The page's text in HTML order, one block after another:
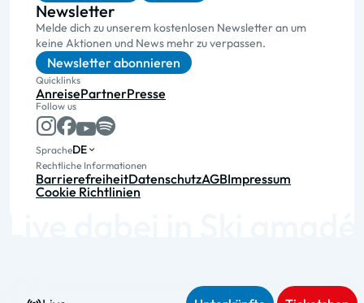
Newsletter
Melde dich zu unserem kostenlosen Newsletter an um
keine Aktionen und News mehr zu verpassen.
Newsletter abonnieren
Quicklinks
AnreisePartnerPresse
Follow us
SpracheDE
Rechtliche Informationen
BarrierefreiheitDatenschutzAGBImpressum
Cookie Richtlinien